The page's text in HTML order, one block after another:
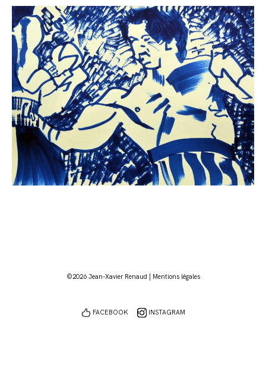
©2026 Jean-Xavier Renaud | Mentions légales
FACEBOOK INSTAGRAM